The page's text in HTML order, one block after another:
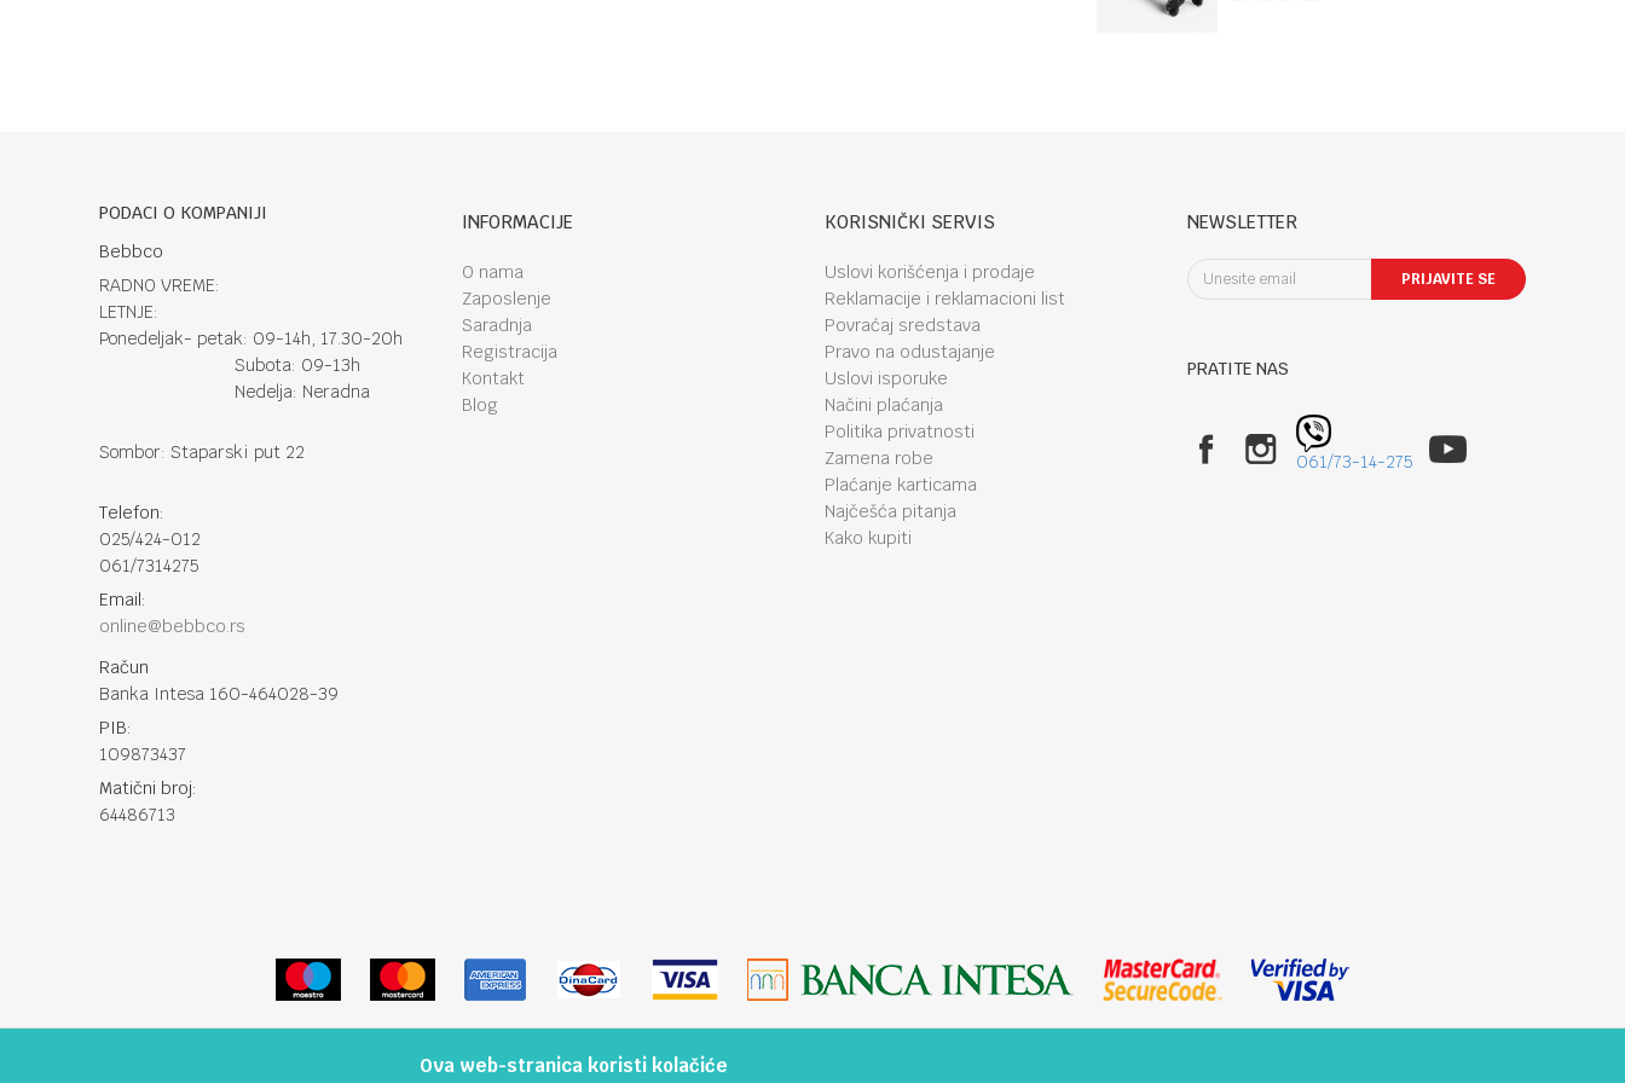
PODACI O KOMPANIJI
Bebbco
RADNO VREME:
LETNJE:
Ponedeljak- petak: 09-14h, 17.30-20h
Subota: 09-13h
Nedelja: Neradna
Sombor: Staparski put 22
Telefon:
025/424-012
061/7314275
Email:
online@bebbco.rs
Račun
Banka Intesa 160-464028-39
PIB:
109873437
Matični broj:
64486713
INFORMACIJE
O nama
Zaposlenje
Saradnja
Registracija
Kontakt
Blog
KORISNIČKI SERVIS
Uslovi korišćenja i prodaje
Reklamacije i reklamacioni list
Povraćaj sredstava
Pravo na odustajanje
Uslovi isporuke
Načini plaćanja
Politika privatnosti
Zamena robe
Plaćanje karticama
Najčešća pitanja
Kako kupiti
NEWSLETTER
PRIJAVITE SE
PRATITE NAS
061/73-14-275
Ova web-stranica koristi kolačiće